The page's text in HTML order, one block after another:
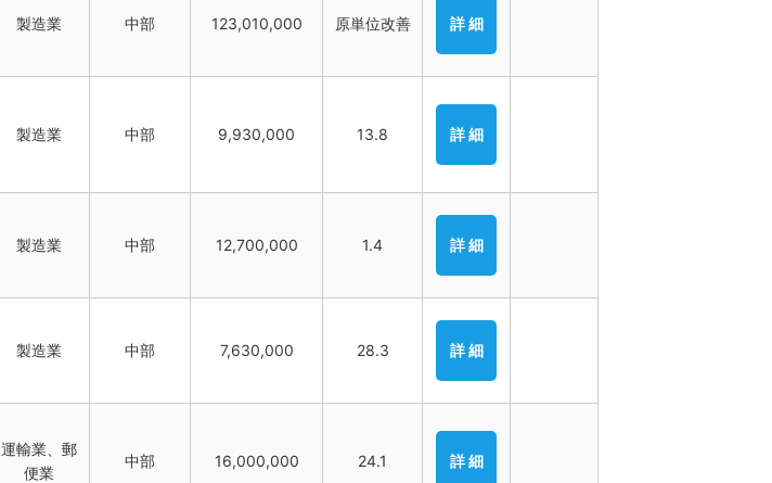
製造業 中部 123,010,000 原単位改善 詳 細
製造業 中部 9,930,000 13.8 詳 細
製造業 中部 12,700,000 1.4 詳 細
製造業 中部 7,630,000 28.3 詳 細
運輸業、郵
便業
中部 16,000,000 24.1 詳 細